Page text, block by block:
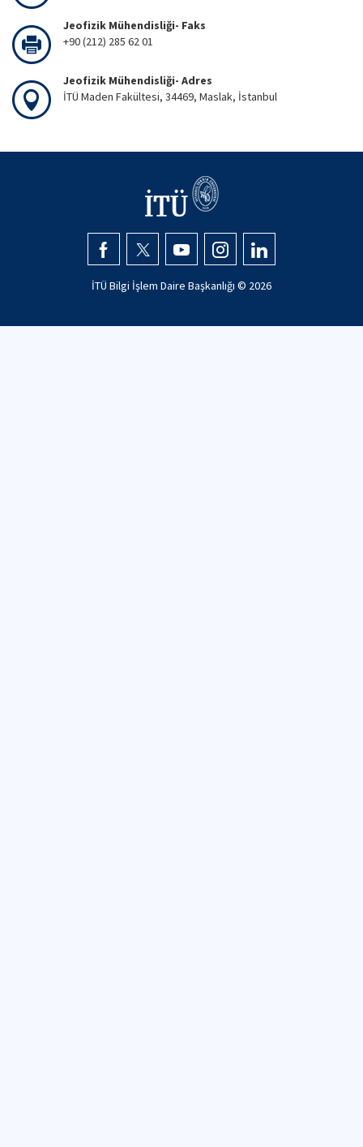
Jeofizik Mühendisliği- Faks
+90 (212) 285 62 01
Jeofizik Mühendisliği- Adres
İTÜ Maden Fakültesi, 34469, Maslak, İstanbul
İTÜ Bilgi İşlem Daire Başkanlığı © 2026